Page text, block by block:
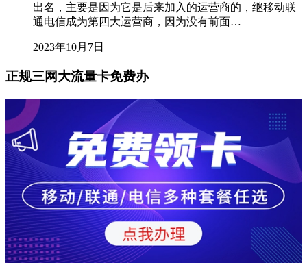
出名，主要是因为它是后来加入的运营商的，继移动联
通电信成为第四大运营商，因为没有前面…
2023年10月7日
正规三网大流量卡免费办